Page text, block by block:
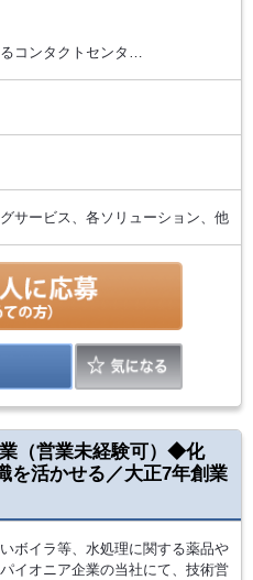
コンタクトセンタ…
サービス、各ソリューション、他
業（営業未経験可）◆化
を活かせる／大正7年創業
ボイラ等、水処理に関する薬品や
イオニア企業の当社にて、技術営